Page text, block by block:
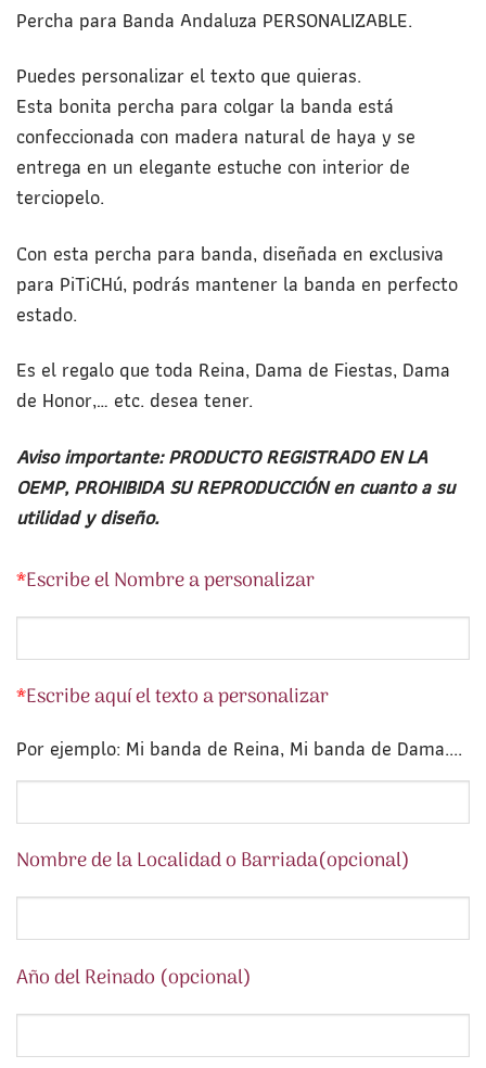
Percha para Banda Andaluza PERSONALIZABLE.
Puedes personalizar el texto que quieras.
Esta bonita percha para colgar la banda está
confeccionada con madera natural de haya y se
entrega en un elegante estuche con interior de
terciopelo.
Con esta percha para banda, diseñada en exclusiva
para PiTiCHú, podrás mantener la banda en perfecto
estado.
Es el regalo que toda Reina, Dama de Fiestas, Dama
de Honor,… etc. desea tener.
Aviso importante: PRODUCTO REGISTRADO EN LA
OEMP, PROHIBIDA SU REPRODUCCIÓN en cuanto a su
utilidad y diseño.
*Escribe el Nombre a personalizar
*Escribe aquí el texto a personalizar
Por ejemplo: Mi banda de Reina, Mi banda de Dama....
Nombre de la Localidad o Barriada(opcional)
Año del Reinado (opcional)